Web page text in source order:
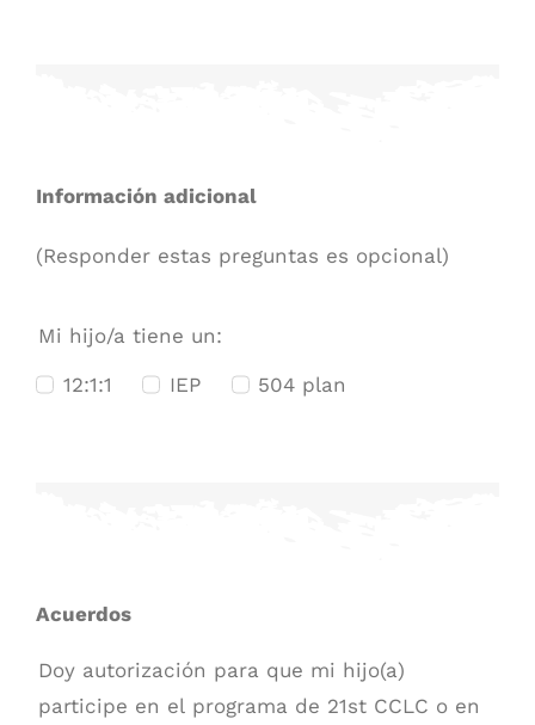
Información adicional
(Responder estas preguntas es opcional)
Mi hijo/a tiene un:
12:1:1 IEP 504 plan
Acuerdos
Doy autorización para que mi hijo(a)
participe en el programa de 21st CCLC o en